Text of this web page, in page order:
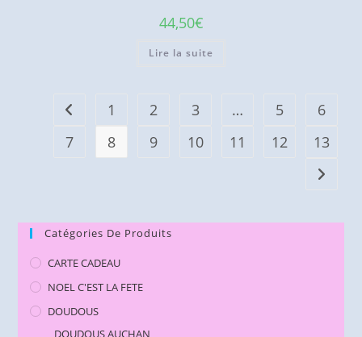
44,50€
Lire la suite
1 2 3 … 5
6
7
8 9 10 11 12 13
Catégories De Produits
CARTE CADEAU
NOEL C'EST LA FETE
DOUDOUS
DOUDOUS AUCHAN